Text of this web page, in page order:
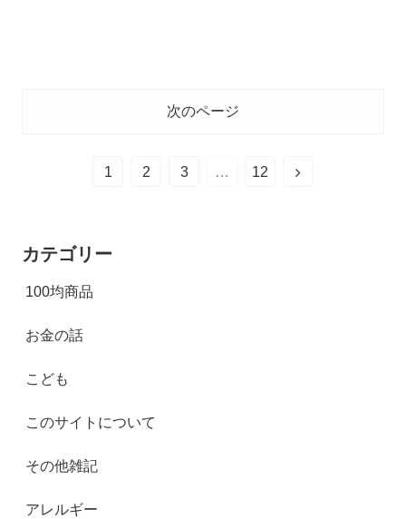
次のページ
1 2 3 … 12
カテゴリー
100均商品
お金の話
こども
このサイトについて
その他雑記
アレルギー